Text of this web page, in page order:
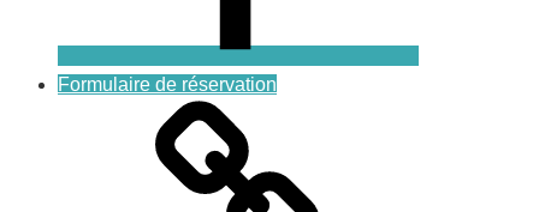
Formulaire de réservation